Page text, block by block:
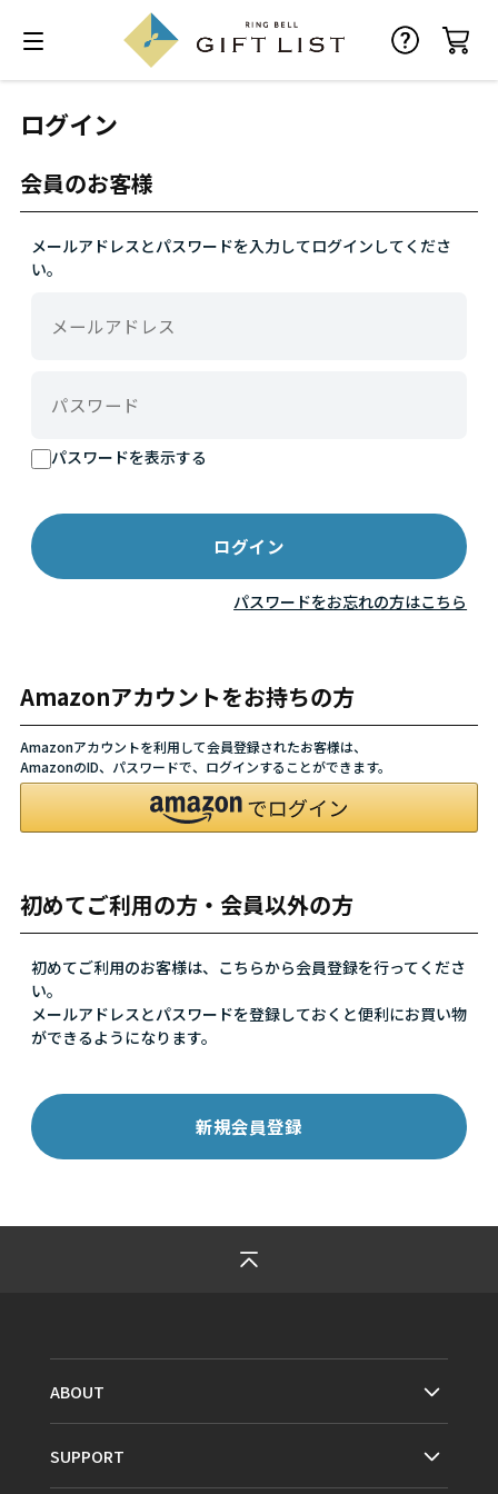
ログイン
会員のお客様
メールアドレスとパスワードを入力してログインしてくださ
い。
パスワードを表示する
パスワードをお忘れの方はこちら
Amazonアカウントをお持ちの方
Amazonアカウントを利用して会員登録されたお客様は、
AmazonのID、パスワードで、ログインすることができます。
初めてご利用の方・会員以外の方
初めてご利用のお客様は、こちらから会員登録を行ってくださ
い。
メールアドレスとパスワードを登録しておくと便利にお買い物
ができるようになります。
ABOUT
SUPPORT